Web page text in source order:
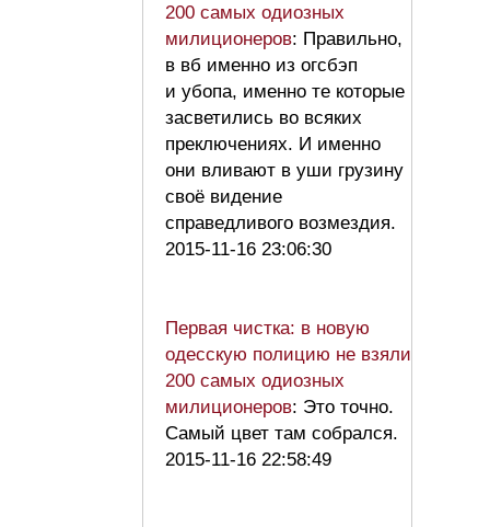
200 самых одиозных
милиционеров: Правильно,
в вб именно из огсбэп
и убопа, именно те которые
засветились во всяких
преключениях. И именно
они вливают в уши грузину
своё видение
справедливого возмездия.
2015-11-16 23:06:30
Первая чистка: в новую
одесскую полицию не взяли
200 самых одиозных
милиционеров: Это точно.
Самый цвет там собрался.
2015-11-16 22:58:49